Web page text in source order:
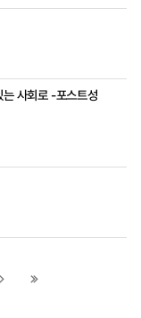
기회와 도전이 공존한다. 이
이하려면 실패로부터 빠르
있는 기반을 마련해야 하
를 양성, 확보, 유지할 수 있는
필요하다. 이런 체계를 통해
속가능한 성장의 길을 열어
야는 무엇일까요? 특히 인공
전략기술 분야가 향후 산업
칠지에 대한 전망도 궁금합
로서 이미 모든 산업과 분야
치지 않고 새로운 가치를 창
사회로 -포스트성
다음
끝